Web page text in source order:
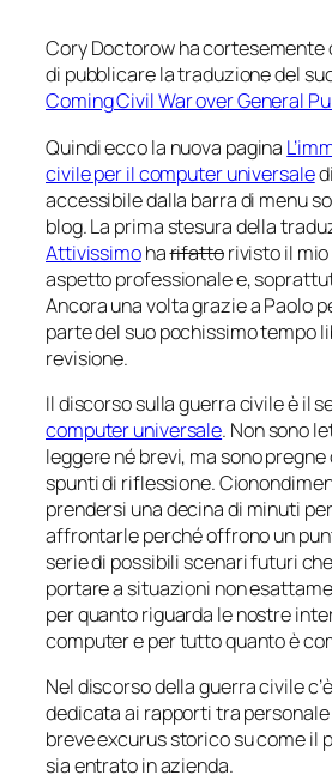
Cory Doctorow ha
di pubblicare la traduzione del
Coming Civil War over General
Quindi ecco la nuova pagina
civile per il computer universale
accessibile dalla barra di menu
blog. La prima stesura della
Attivissimoharifattorivisto il mio
aspetto professionale e,
Ancora una volta grazie a Paolo
parte del suo pochissimo tempo
revisione.
Il discorso sullaguerra civileè il
computer universale. Non sono
leggere né brevi, ma sono
spunti di riflessione.
prendersi una decina di minuti per
affrontarle perché offrono un
serie di possibili scenari futuri
portare a situazioni non
per quanto riguarda le nostre
computer e per tutto quanto è
Nel discorso dellaguerra civile
dedicata ai rapporti tra
breve excurus storico su come il
sia entrato in azienda.